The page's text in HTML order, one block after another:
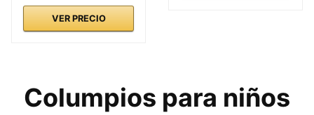
VER PRECIO
Columpios para niños